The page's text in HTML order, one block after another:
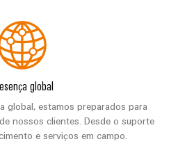
global
global, estamos preparados para
nossos clientes. Desde o suporte
e serviços em campo.